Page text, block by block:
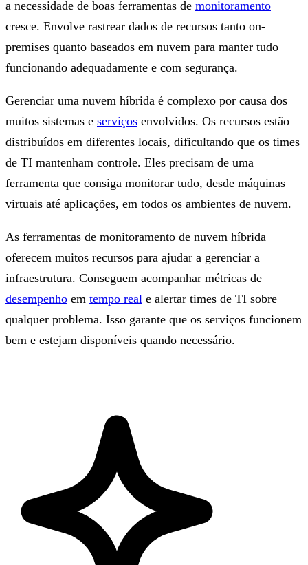
a necessidade de boas ferramentas de monitoramento
cresce. Envolve rastrear dados de recursos tanto on-
premises quanto baseados em nuvem para manter tudo
funcionando adequadamente e com segurança.
Gerenciar uma nuvem híbrida é complexo por causa dos
muitos sistemas e serviços envolvidos. Os recursos estão
distribuídos em diferentes locais, dificultando que os times
de TI mantenham controle. Eles precisam de uma
ferramenta que consiga monitorar tudo, desde máquinas
virtuais até aplicações, em todos os ambientes de nuvem.
As ferramentas de monitoramento de nuvem híbrida
oferecem muitos recursos para ajudar a gerenciar a
infraestrutura. Conseguem acompanhar métricas de
desempenho em tempo real e alertar times de TI sobre
qualquer problema. Isso garante que os serviços funcionem
bem e estejam disponíveis quando necessário.